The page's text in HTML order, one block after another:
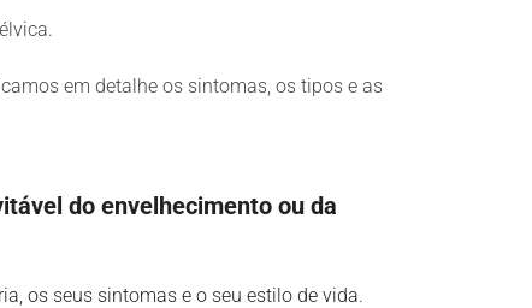
em detalhe os sintomas, os tipos e as
do envelhecimento ou da
os seus sintomas e o seu estilo de vida.